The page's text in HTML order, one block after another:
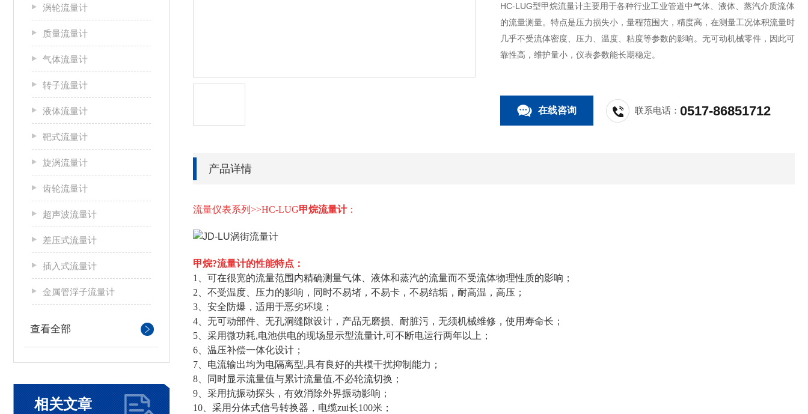
涡轮流量计
质量流量计
气体流量计
转子流量计
液体流量计
靶式流量计
旋涡流量计
齿轮流量计
超声波流量计
差压式流量计
插入式流量计
金属管浮子流量计
查看全部
相关文章
HC-LUG型甲烷流量计主要用于各种行业工业管道中气体、液体、蒸汽介质流体
的流量测量。特点是压力损失小，量程范围大，精度高，在测量工况体积流量时
几乎不受流体密度、压力、温度、粘度等参数的影响。无可动机械零件，因此可
靠性高，维护量小，仪表参数能长期稳定。
在线咨询 联系电话：0517-86851712
产品详情
流量仪表系列>>HC-LUG甲烷流量计：
甲烷?流量计的性能特点：
1、可在很宽的流量范围内精确测量气体、液体和蒸汽的流量而不受流体物理性质的影响；
2、不受温度、压力的影响，同时不易堵，不易卡，不易结垢，耐高温，高压；
3、安全防爆，适用于恶劣环境；
4、无可动部件、无孔洞缝隙设计，产品无磨损、耐脏污，无须机械维修，使用寿命长；
5、采用微功耗,电池供电的现场显示型流量计,可不断电运行两年以上；
6、温压补偿一体化设计；
7、电流输出均为电隔离型,具有良好的共模干扰抑制能力；
8、同时显示流量值与累计流量值,不必轮流切换；
9、采用抗振动探头，有效消除外界振动影响；
10、采用分体式信号转换器，电缆zui长100米；